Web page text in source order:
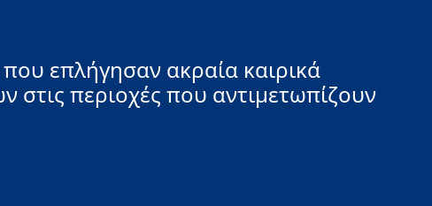
επλήγησαν ακραία καιρικά
στις περιοχές που αντιμετωπίζουν